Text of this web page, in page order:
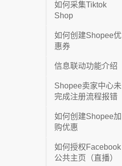
如何采集Tiktok
Shop
如何创建Shopee优
惠券
信息联动功能介绍
Shopee卖家中心未
完成注册流程报错
如何创建Shopee加
购优惠
如何授权Facebook
公共主页（直播）